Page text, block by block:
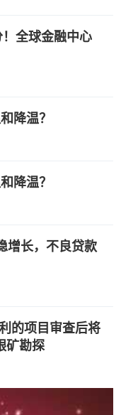
！全球金融中心
降温？
降温？
增长，不良贷款
的项目审查后将
矿勘探